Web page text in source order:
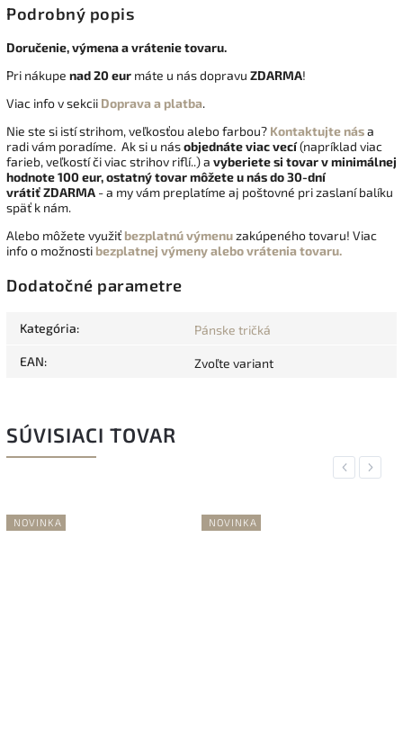
Podrobný popis
Doručenie, výmena a vrátenie tovaru.
Pri nákupe nad 20 eur máte u nás dopravu ZDARMA!
Viac info v sekcii Doprava a platba.
Nie ste si istí strihom, veľkosťou alebo farbou? Kontaktujte nása
radi vám poradíme. Ak si u násobjednáte viac vecí(napríklad viac
farieb, veľkostí či viac strihov riflí..) a vyberiete si tovar v minimálnej
hodnote 100 eur, ostatný tovar môžete u nás do 30-dní
vrátiťZDARMA - a my vám preplatíme aj poštovné pri zaslaní balíku
späť k nám.
Alebo môžete využiť bezplatnú výmenuzakúpeného tovaru! Viac
info o možnosti bezplatnej výmeny alebo vrátenia tovaru.
Dodatočné parametre
Kategória: Pánske tričká
EAN: Zvoľte variant
SÚVISIACI TOVAR
Previous
NOVINKA NOVINKA
Next